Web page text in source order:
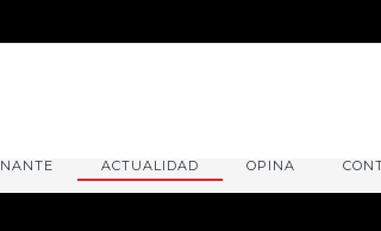
ACTUALIDAD OPINA